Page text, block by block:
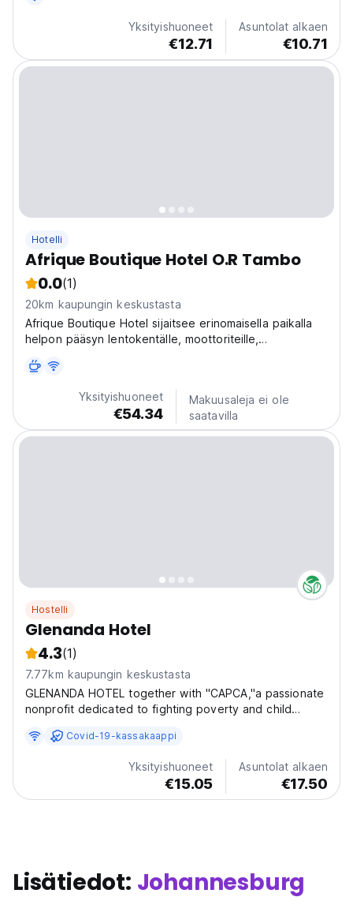
Yksityishuoneet
€12.71
Asuntolat alkaen
€10.71
Hotelli
Afrique Boutique Hotel O.R Tambo
0.0(1)
20km kaupungin keskustasta
Afrique Boutique Hotel sijaitsee erinomaisella paikalla
helpon pääsyn lentokentälle, moottoriteille,
viihtyisästi sisustettuja huoneita, ilmaisen WiFin ja
Yksityishuoneet
€54.34
Makuusaleja ei ole
saatavilla
Hostelli
Glenanda Hotel
4.3(1)
7.77km kaupungin keskustasta
GLENANDA HOTEL together with "CAPCA,"a passionate
nonprofit dedicated to fighting poverty and child
all walks of life, offering affordable accommodations
with a purpose. Want to know more? Reach out to...
Covid-19-kassakaappi
Yksityishuoneet
€15.05
Asuntolat alkaen
€17.50
Lisätiedot: Johannesburg